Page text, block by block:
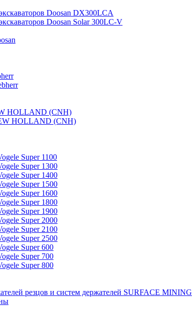
Doosan DX300LCA
Doosan Solar 300LC-V
HOLLAND (CNH)
HOLLAND (CNH)
Super 1100
Super 1300
Super 1400
Super 1500
Super 1600
Super 1800
Super 1900
Super 2000
Super 2100
Super 2500
Super 600
Super 700
Super 800
резцов и систем держателей SURFACE MINING